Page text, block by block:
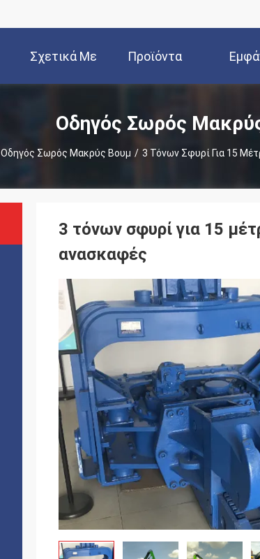
Σχετικά Με
Εμάς
Προϊόντα
Οδηγός Σωρός
Οδηγός Σωρός Μακρύς Βουμ / 3 Τόνων Σφυρί Για 15
3 τόνων σφυρί για 15
ανασκαφές